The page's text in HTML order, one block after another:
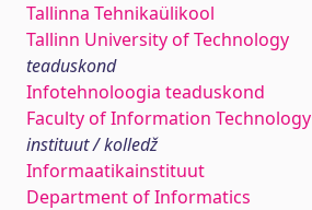
Tallinna Tehnikaülikool
Tallinn University of Technology
teaduskond
Infotehnoloogia teaduskond
Faculty of Information Technology
instituut / kolledž
Informaatikainstituut
Department of Informatics